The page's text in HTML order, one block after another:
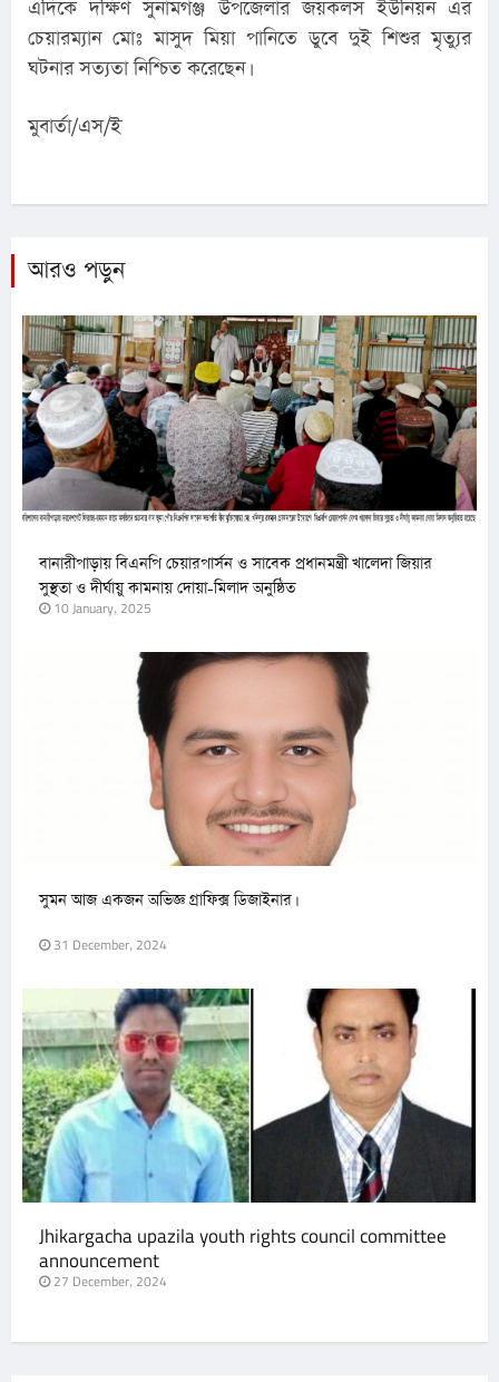
এদিকে দক্ষিণ সুনামগঞ্জ উপজেলার জয়কলস ইউনিয়ন এর
চেয়ারম্যান মোঃ মাসুদ মিয়া পানিতে ডুবে দুই শিশুর মৃত্যুর
ঘটনার সত্যতা নিশ্চিত করেছেন।
মুবার্তা/এস/ই
আরও পড়ুন
বানারীপাড়ায় বিএনপি চেয়ারপার্সন ও সাবেক প্রধানমন্ত্রী খালেদা জিয়ার
সুস্থতা ও দীর্ঘায়ু কামনায় দোয়া-মিলাদ অনুষ্ঠিত
10 January, 2025
সুমন আজ একজন অভিজ্ঞ গ্রাফিক্স ডিজাইনার।
31 December, 2024
Jhikargacha upazila youth rights council committee
announcement
27 December, 2024